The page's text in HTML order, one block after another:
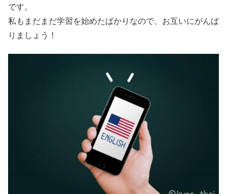
です。
私もまだまだ学習を始めたばかりなので、お互いにがんば
りましょう！